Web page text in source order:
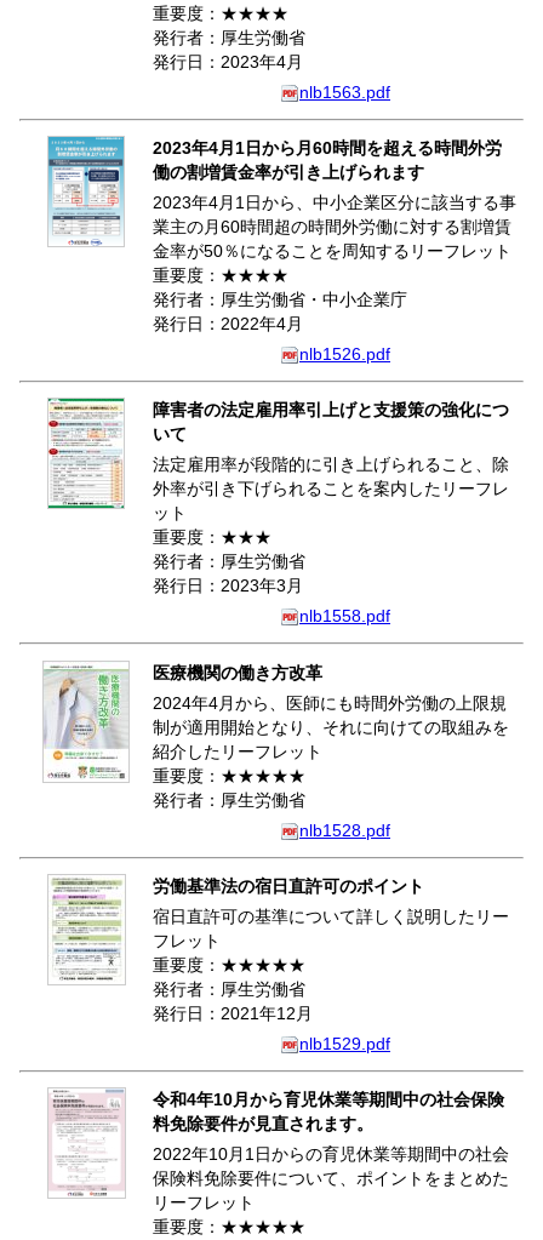
重要度：★★★★
発行者：厚生労働省
発行日：2023年4月
nlb1563.pdf
2023年4月1日から月60時間を超える時間外労
働の割増賃金率が引き上げられます
2023年4月1日から、中小企業区分に該当する事
業主の月60時間超の時間外労働に対する割増賃
金率が50％になることを周知するリーフレット
重要度：★★★★
発行者：厚生労働省・中小企業庁
発行日：2022年4月
nlb1526.pdf
障害者の法定雇用率引上げと支援策の強化につ
いて
法定雇用率が段階的に引き上げられること、除
外率が引き下げられることを案内したリーフレ
ット
重要度：★★★
発行者：厚生労働省
発行日：2023年3月
nlb1558.pdf
医療機関の働き方改革
2024年4月から、医師にも時間外労働の上限規
制が適用開始となり、それに向けての取組みを
紹介したリーフレット
重要度：★★★★★
発行者：厚生労働省
nlb1528.pdf
労働基準法の宿日直許可のポイント
宿日直許可の基準について詳しく説明したリー
フレット
重要度：★★★★★
発行者：厚生労働省
発行日：2021年12月
nlb1529.pdf
令和4年10月から育児休業等期間中の社会保険
料免除要件が見直されます。
2022年10月1日からの育児休業等期間中の社会
保険料免除要件について、ポイントをまとめた
リーフレット
重要度：★★★★★